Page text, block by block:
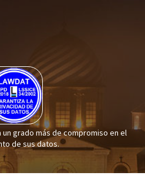
un grado más de compromiso en el
de sus datos.